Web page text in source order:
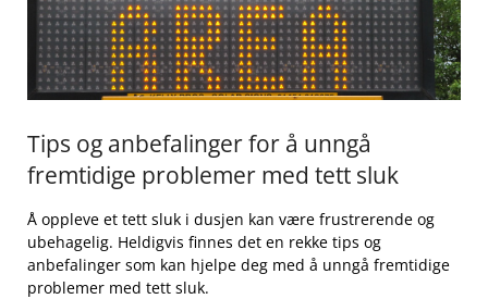
Tips og anbefalinger for å unngå
fremtidige ⁣problemer med tett sluk
Å oppleve et tett sluk i dusjen kan være frustrerende og‍
ubehagelig. ⁣Heldigvis finnes det en rekke tips og
anbefalinger som ⁢kan hjelpe ⁣deg med å unngå fremtidige
problemer ‍med ⁤tett ⁢sluk.